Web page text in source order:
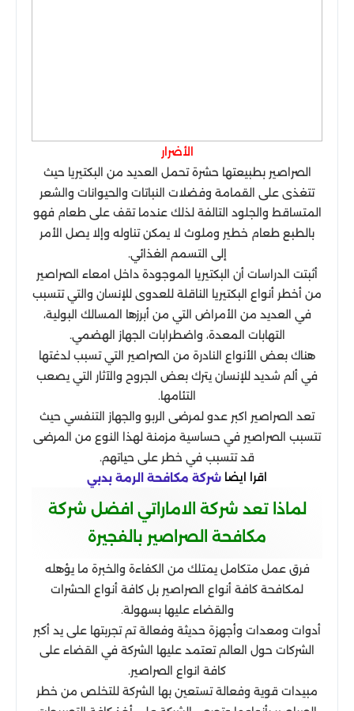
الأضرار
الصراصير بطبيعتها حشرة تحمل العديد من البكتيريا حيث
تتغذى على القمامة وفضلات النباتات والحيوانات والشعر
المتساقط والجلود التالفة لذلك عندما تقف على طعام فهو
بالطبع طعام خطير وملوث لا يمكن تناوله وإلا يصل الأمر
إلى التسمم الغذائي.
أثبتت الدراسات أن البكتيريا الموجودة داخل امعاء الصراصير
من أخطر أنواع البكتيريا الناقلة للعدوى للإنسان والتي تتسبب
في العديد من الأمراض التي من أبرزها المسالك البولية،
التهابات المعدة، واضطرابات الجهاز الهضمي.
هناك بعض الأنواع النادرة من الصراصير التي تسبب لدغتها
في ألم شديد للإنسان يترك بعض الجروح والآثار التي يصعب
التئامها.
تعد الصراصير اكبر عدو لمرضى الربو والجهاز التنفسي حيث
تتسبب الصراصير في حساسية مزمنة لهذا النوع من المرضى
قد تتسبب في خطر على حياتهم.
اقرا ايضا شركة مكافحة الرمة بدبي
لماذا تعد شركة الاماراتي افضل شركة
مكافحة الصراصير بالفجيرة
فرق عمل متكامل يمتلك من الكفاءة والخبرة ما يؤهله
لمكافحة كافة أنواع الصراصير بل كافة أنواع الحشرات
والقضاء عليها بسهولة.
أدوات ومعدات وأجهزة حديثة وفعالة تم تجربتها على يد أكبر
الشركات حول العالم تعتمد عليها الشركة في القضاء على
كافة انواع الصراصير.
مبيدات قوية وفعالة تستعين بها الشركة للتخلص من خطر